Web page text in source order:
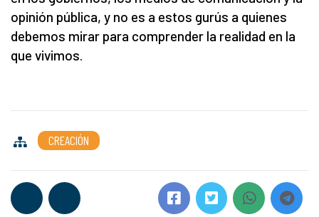
opinión pública, y no es a estos gurús a quienes
debemos mirar para comprender la realidad en la
que vivimos.
CREACIÓN